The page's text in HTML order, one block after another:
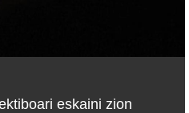
eskaini zion